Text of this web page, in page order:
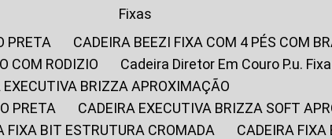
Fixas
PRETA
CADEIRA BEEZI FIXA COM 4 PÉS COM
COM RODIZIO
Cadeira Diretor Em Couro P.u. Fixa
EXECUTIVA BRIZZA APROXIMAÇÃO
PRETA
CADEIRA EXECUTIVA BRIZZA SOFT
FIXA BIT ESTRUTURA CROMADA
CADEIRA